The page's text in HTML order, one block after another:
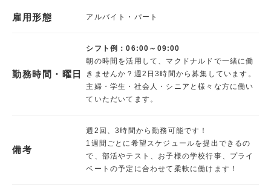
雇用形態 アルバイト・パート
勤務時間・曜日
シフト例：06:00～09:00
朝の時間を活用して、マクドナルドで一緒に働
きませんか？週2日3時間から募集しています。
主婦・学生・社会人・シニアと様々な方に働い
ていただいてます。
備考
週2回、3時間から勤務可能です！
1週間ごとに希望スケジュールを提出できるの
で、部活やテスト、お子様の学校行事、プライ
ベートの予定に合わせて柔軟に働けます！